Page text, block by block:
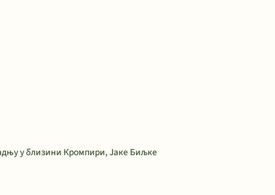
у близини Кромпири, Јаке Биљке